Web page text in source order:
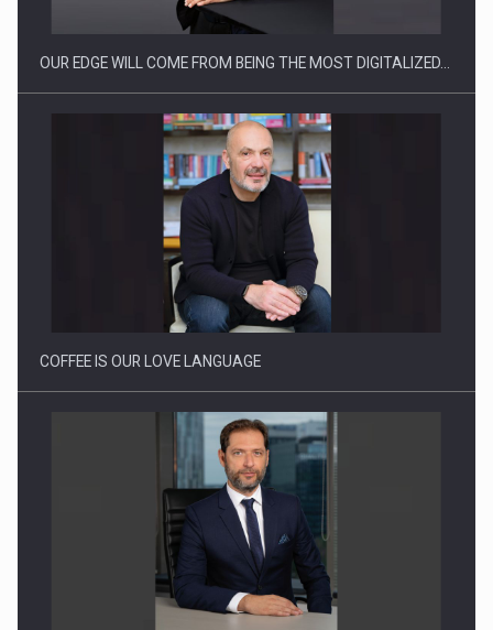
Cum invatam sa spunem nu intr-o cultura care pedepseste…
OUR EDGE WILL COME FROM BEING THE MOST DIGITALIZED…
COFFEE IS OUR LOVE LANGUAGE